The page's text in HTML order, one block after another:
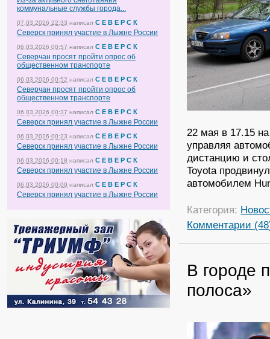
коммунальные службы города...
07.03.2026 22:33 написал С Е В Е Р С К
Северск принял участие в Лыжне России
06.03.2026 00:57 написал С Е В Е Р С К
Северчан просят пройти опрос об
общественном транспорте
06.03.2026 00:52 написал С Е В Е Р С К
Северчан просят пройти опрос об
общественном транспорте
06.03.2026 00:37 написал С Е В Е Р С К
Северск принял участие в Лыжне России
06.03.2026 00:23 написал С Е В Е Р С К
Северск принял участие в Лыжне России
06.03.2026 00:18 написал С Е В Е Р С К
Северск принял участие в Лыжне России
06.03.2026 00:09 написал С Е В Е Р С К
Северск принял участие в Лыжне России
22 мая в 17.15
управляя
дистанцию и
Toyota
автомобилем
Категория:
Комментарии
В городе
полоса»